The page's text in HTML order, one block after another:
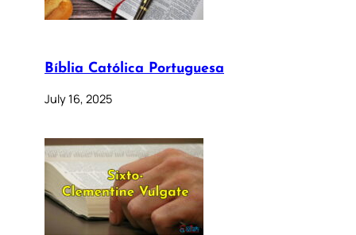
Bíblia Católica Portuguesa
July 16, 2025